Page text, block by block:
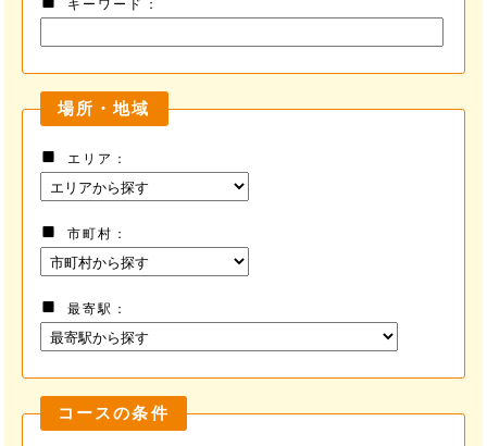
る前に
キーワード
場所・地域
エリア
市町村
最寄駅
コースの条件